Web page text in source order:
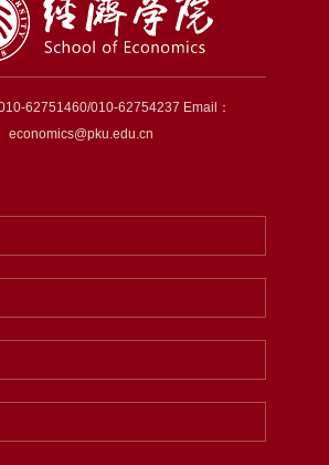
62751460/010-62754237 Email：
economics@pku.edu.cn